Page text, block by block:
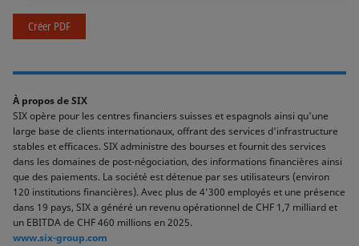
Créer PDF
À propos de SIX
SIX opère pour les centres financiers suisses et espagnols ainsi qu'une
large base de clients internationaux, offrant des services d'infrastructure
stables et efficaces. SIX administre des bourses et fournit des services
dans les domaines de post-négociation, des informations financières ainsi
que des paiements. La société est détenue par ses utilisateurs (environ
120 institutions financières). Avec plus de 4’300 employés et une présence
dans 19 pays, SIX a généré un revenu opérationnel de CHF 1,7 milliard et
un EBITDA de CHF 460 millions en 2025.
www.six-group.com